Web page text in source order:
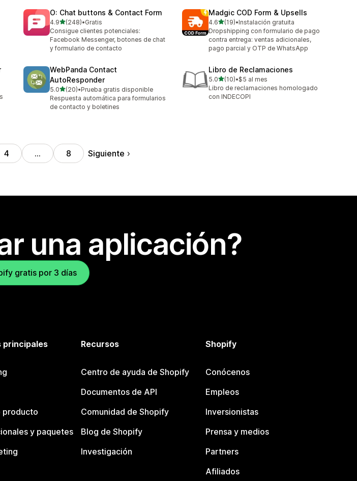
O: Chat buttons & Contact Form
4.9de 5 estrellas
(248)
248 reseñas en total
•Gratis
Consigue clientes potenciales:
Facebook Messenger, botones de chat
y formulario de contacto
Madgic COD Form & Upsells
4.6de 5 estrellas
(19)
19 reseñas en total
•Instalación gratuita
Dropshipping con formulario de pago
contra entrega: ventas adicionales,
pago parcial y OTP de WhatsApp
WebPanda Contact
AutoResponder
5.0de 5 estrellas
(20)
20 reseñas en total
•Prueba gratis disponible
Respuesta automática para formularios
de contacto y boletines
Libro de Reclamaciones
5.0de 5 estrellas
(10)
10 reseñas en total
•$5 al mes
Libro de reclamaciones homologado
con INDECOPI
4 … 8 Siguiente
una aplicación?
gratis por 3 días
principales
producto
y paquetes
Recursos
Centro de ayuda de Shopify
Documentos de API
Comunidad de Shopify
Blog de Shopify
Investigación
Shopify
Conócenos
Empleos
Inversionistas
Prensa y medios
Partners
Afiliados